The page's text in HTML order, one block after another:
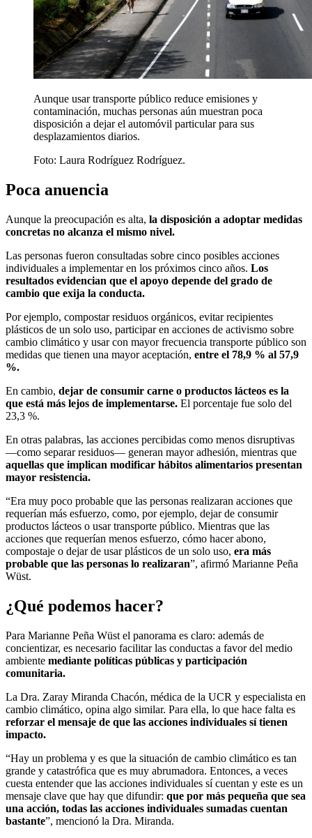
Aunque usar transporte público reduce emisiones y
contaminación, muchas personas aún muestran poca
disposición a dejar el automóvil particular para sus
desplazamientos diarios.
Foto: Laura Rodríguez Rodríguez.
Poca anuencia
Aunque la preocupación es alta, la disposición a adoptar medidas
concretas no alcanza el mismo nivel.
Las personas fueron consultadas sobre cinco posibles acciones
individuales a implementar en los próximos cinco años. Los
resultados evidencian que el apoyo depende del grado de
cambio que exija la conducta.
Por ejemplo, compostar residuos orgánicos, evitar recipientes
plásticos de un solo uso, participar en acciones de activismo sobre
cambio climático y usar con mayor frecuencia transporte público son
medidas que tienen una mayor aceptación, entre el 78,9 % al 57,9
%.
En cambio, dejar de consumir carne o productos lácteos es la
que está más lejos de implementarse. El porcentaje fue solo del
23,3 %.
En otras palabras, las acciones percibidas como menos disruptivas
—como separar residuos— generan mayor adhesión, mientras que
aquellas que implican modificar hábitos alimentarios presentan
mayor resistencia.
“Era muy poco probable que las personas realizaran acciones que
requerían más esfuerzo, como, por ejemplo, dejar de consumir
productos lácteos o usar transporte público. Mientras que las
acciones que requerían menos esfuerzo, cómo hacer abono,
compostaje o dejar de usar plásticos de un solo uso, era más
probable que las personas lo realizaran”, afirmó Marianne Peña
Wüst.
¿Qué podemos hacer?
Para Marianne Peña Wüst el panorama es claro: además de
concientizar, es necesario facilitar las conductas a favor del medio
ambiente mediante políticas públicas y participación
comunitaria.
La Dra. Zaray Miranda Chacón, médica de la UCR y especialista en
cambio climático, opina algo similar. Para ella, lo que hace falta es
reforzar el mensaje de que las acciones individuales sí tienen
impacto.
“Hay un problema y es que la situación de cambio climático es tan
grande y catastrófica que es muy abrumadora. Entonces, a veces
cuesta entender que las acciones individuales sí cuentan y este es un
mensaje clave que hay que difundir: que por más pequeña que sea
una acción, todas las acciones individuales sumadas cuentan
bastante”, mencionó la Dra. Miranda.